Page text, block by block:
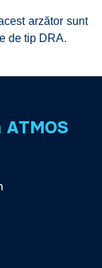
arzător sunt
de tip DRA.